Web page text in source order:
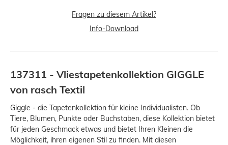
Fragen zu diesem Artikel?
Info-Download
137311 - Vliestapetenkollektion GIGGLE
von rasch Textil
Giggle - die Tapetenkollektion für kleine Individualisten. Ob
Tiere, Blumen, Punkte oder Buchstaben, diese Kollektion bietet
für jeden Geschmack etwas und bietet Ihren Kleinen die
Möglichkeit, ihren eigenen Stil zu finden. Mit diesen